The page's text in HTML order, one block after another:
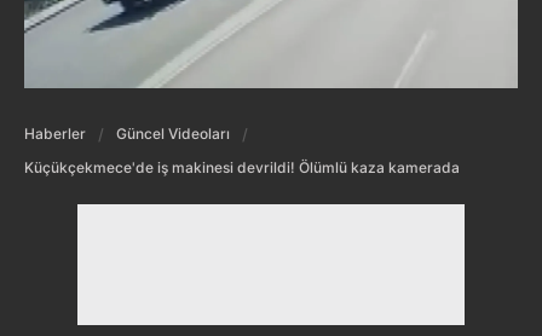
Haberler
Güncel Videoları
Küçükçekmece'de iş makinesi devrildi! Ölümlü kaza kamerada